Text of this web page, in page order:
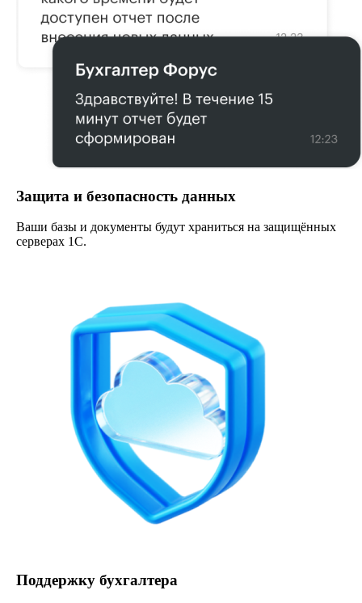
Защита и безопасность данных
Ваши базы и документы будут храниться на защищённых
серверах 1С.
Поддержку бухгалтера